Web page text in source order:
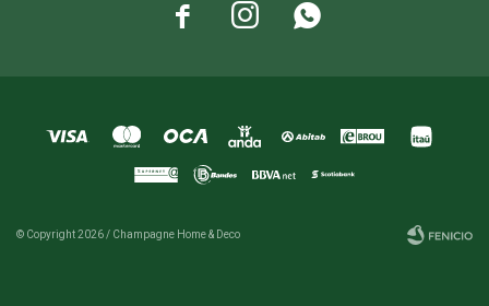
  
© Copyright 2026 / Champagne Home & Deco